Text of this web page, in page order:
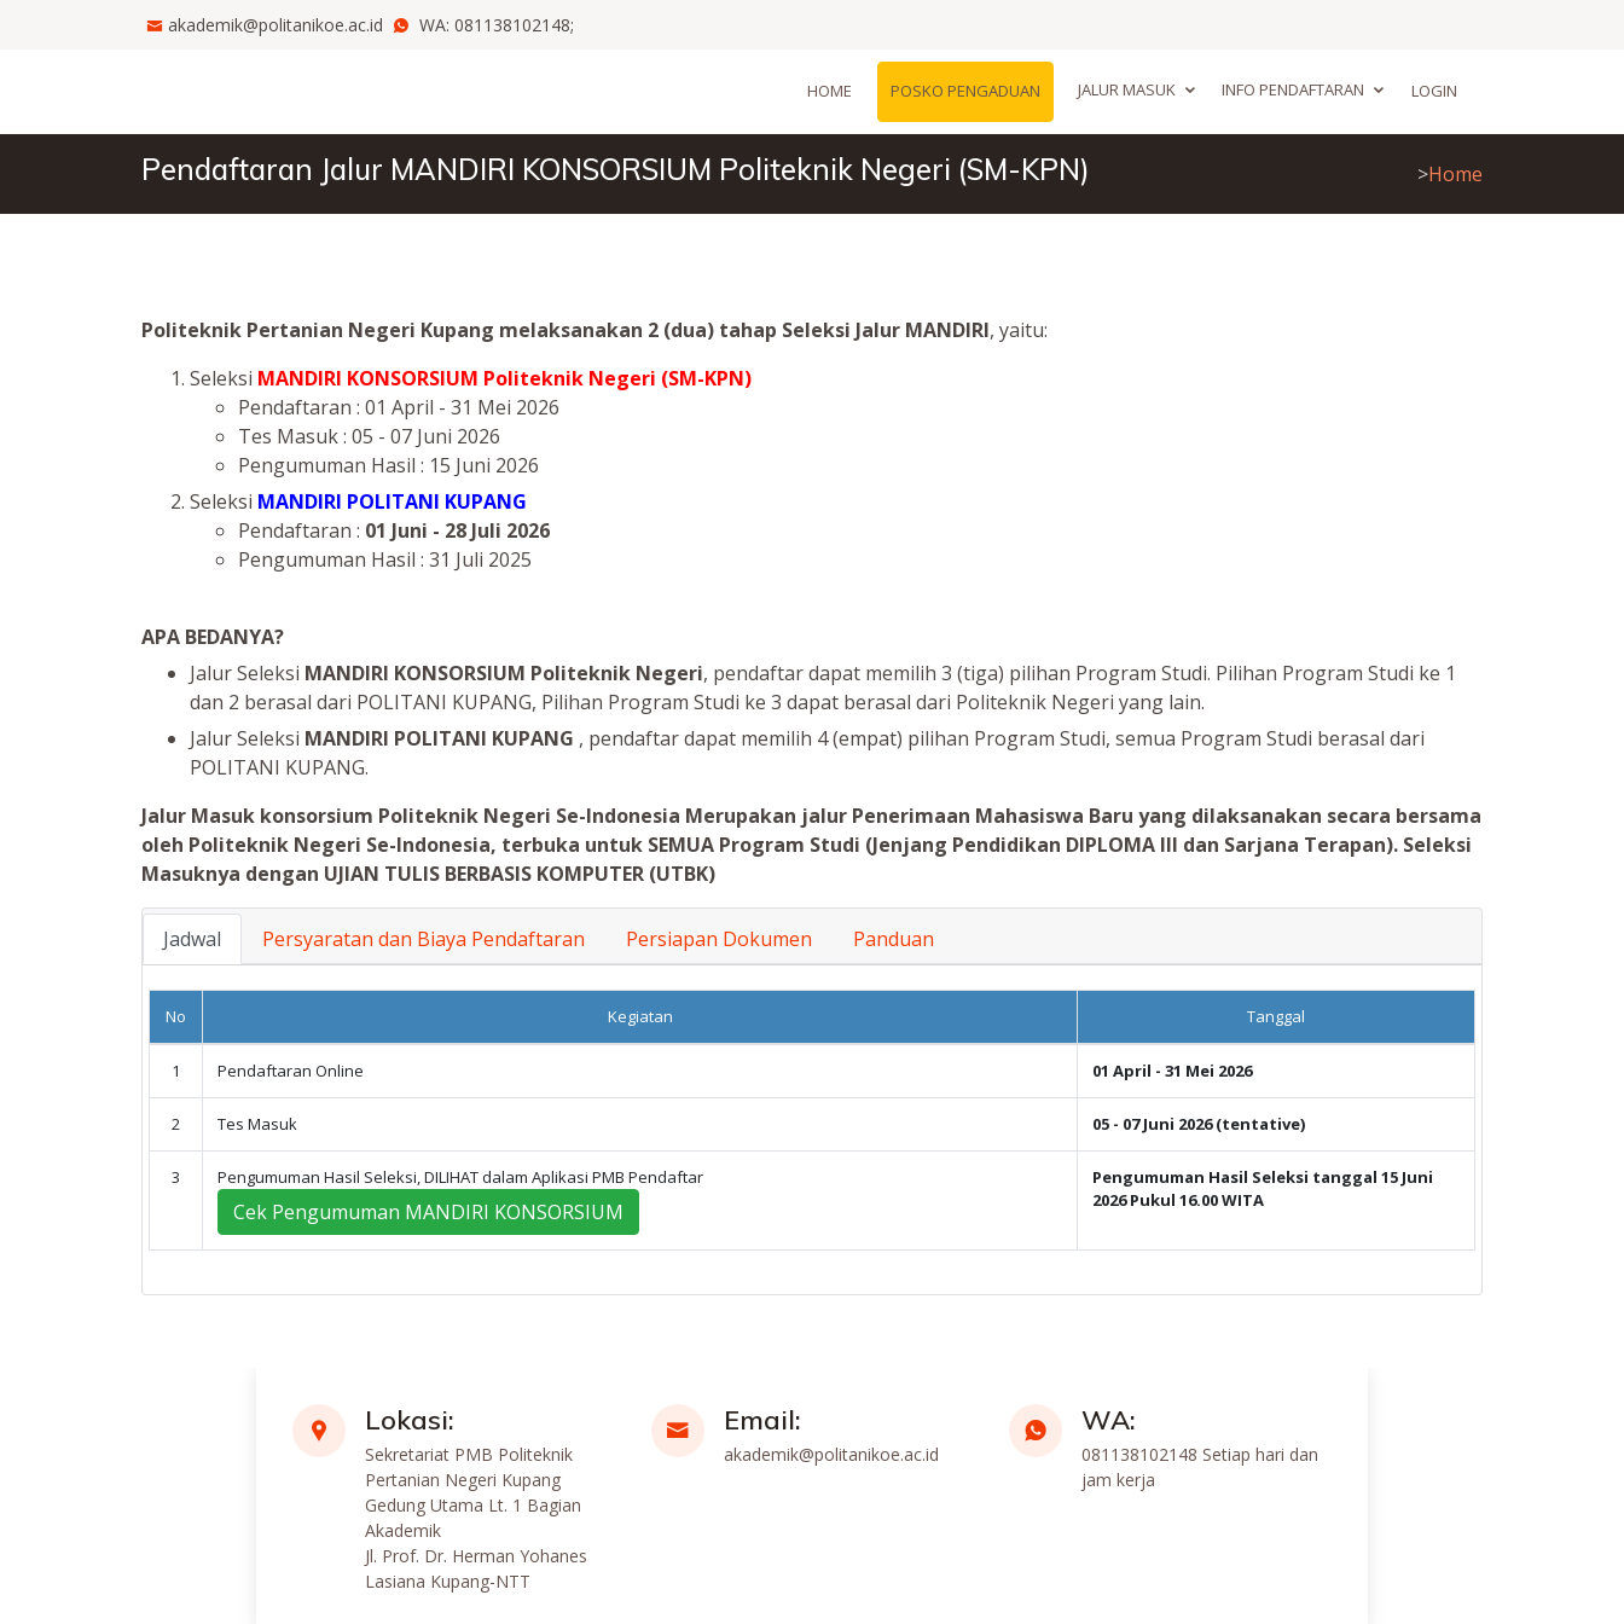
akademik@politanikoe.ac.id WA: 081138102148;
HOME POSKO PENGADUAN JALUR MASUK INFO PENDAFTARAN LOGIN
Pendaftaran Jalur MANDIRI KONSORSIUM Politeknik Negeri (SM-KPN) >Home
Politeknik Pertanian Negeri Kupang melaksanakan 2 (dua) tahap Seleksi Jalur MANDIRI, yaitu:
Seleksi MANDIRI KONSORSIUM Politeknik Negeri (SM-KPN)
Pendaftaran : 01 April - 31 Mei 2026
Tes Masuk : 05 - 07 Juni 2026
Pengumuman Hasil : 15 Juni 2026
Seleksi MANDIRI POLITANI KUPANG
Pendaftaran : 01 Juni - 28 Juli 2026
Pengumuman Hasil : 31 Juli 2025
APA BEDANYA?
Jalur Seleksi MANDIRI KONSORSIUM Politeknik Negeri, pendaftar dapat memilih 3 (tiga) pilihan Program Studi. Pilihan Program Studi ke 1
dan 2 berasal dari POLITANI KUPANG, Pilihan Program Studi ke 3 dapat berasal dari Politeknik Negeri yang lain.
Jalur Seleksi MANDIRI POLITANI KUPANG , pendaftar dapat memilih 4 (empat) pilihan Program Studi, semua Program Studi berasal dari
POLITANI KUPANG.
Jalur Masuk konsorsium Politeknik Negeri Se-Indonesia Merupakan jalur Penerimaan Mahasiswa Baru yang dilaksanakan secara bersama
oleh Politeknik Negeri Se-Indonesia, terbuka untuk SEMUA Program Studi (Jenjang Pendidikan DIPLOMA III dan Sarjana Terapan). Seleksi
Masuknya dengan UJIAN TULIS BERBASIS KOMPUTER (UTBK)
Jadwal Persyaratan dan Biaya Pendaftaran Persiapan Dokumen Panduan
No Kegiatan Tanggal
1 Pendaftaran Online 01 April - 31 Mei 2026
2 Tes Masuk 05 - 07 Juni 2026 (tentative)
3 Pengumuman Hasil Seleksi, DILIHAT dalam Aplikasi PMB Pendaftar
Cek Pengumuman MANDIRI KONSORSIUM
Pengumuman Hasil Seleksi tanggal 15 Juni
2026 Pukul 16.00 WITA
Lokasi:
Sekretariat PMB Politeknik
Pertanian Negeri Kupang
Gedung Utama Lt. 1 Bagian
Akademik
Jl. Prof. Dr. Herman Yohanes
Lasiana Kupang-NTT
Email:
akademik@politanikoe.ac.id
WA:
081138102148 Setiap hari dan
jam kerja